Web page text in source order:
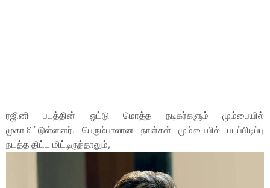
ரஜினி படத்தின் ஒட்டு மொத்த நடிகர்களும் மும்பையில்
முகாமிட்டுள்ளனர். பெரும்பாலான நாள்கள் மும்பையில் படப்பிடிப்பு
நடத்த திட்ட மிட்டிருந்தாலும்,